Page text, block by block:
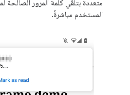
متعددة بتلقّي كلمة المرور الصالحة
المستخدم مباشرةً.